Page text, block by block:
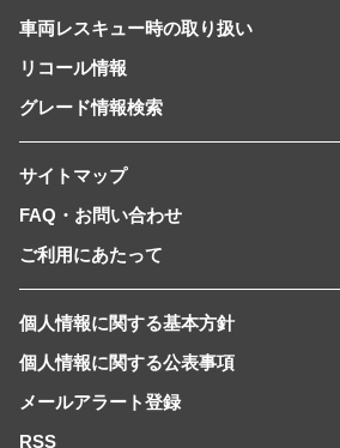
車両レスキュー時の取り扱い
リコール情報
グレード情報検索
サイトマップ
FAQ・お問い合わせ
ご利用にあたって
個人情報に関する基本方針
個人情報に関する公表事項
メールアラート登録
RSS